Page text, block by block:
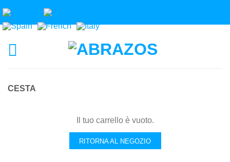
CESTA
Il tuo carrello è vuoto.
RITORNA AL NEGOZIO